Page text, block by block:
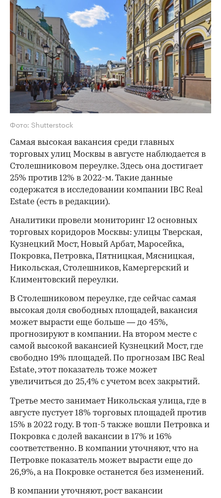
Фото: Shutterstock
Самая высокая вакансия среди главных
торговых улиц Москвы в августе наблюдается в
Столешниковом переулке. Здесь она достигает
25% против 12% в 2022-м. Такие данные
содержатся в исследовании компании IBC Real
Estate (есть в редакции).
Аналитики провели мониторинг 12 основных
торговых коридоров Москвы: улицы Тверская,
Кузнецкий Мост, Новый Арбат, Маросейка,
Покровка, Петровка, Пятницкая, Мясницкая,
Никольская, Столешников, Камергерский и
Климентовский переулки.
В Столешниковом переулке, где сейчас самая
высокая доля свободных площадей, вакансия
может вырасти еще больше — до 45%,
прогнозируют в компании. На втором месте с
самой высокой вакансией Кузнецкий Мост, где
свободно 19% площадей. По прогнозам IBC Real
Estate, этот показатель тоже может
увеличиться до 25,4% с учетом всех закрытий.
Третье место занимает Никольская улица, где в
августе пустует 18% торговых площадей против
15% в 2022 году. В топ-5 также вошли Петровка и
Покровка с долей вакансии в 17% и 16%
соответственно. В компании уточняют, что на
Петровке показатель может вырасти еще до
26,9%, а на Покровке останется без изменений.
В компании уточняют, рост вакансии